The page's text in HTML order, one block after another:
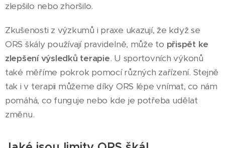
zlepšilo nebo zhoršilo.
Zkušenosti z výzkumů i praxe ukazují, že když se
ORS škály používají pravidelně, může to přispět ke
zlepšení výsledků terapie. U sportovních výkonů
také měříme pokrok pomocí různých zařízení. Stejně
tak i v terapii můžeme díky ORS lépe vnímat, co nám
pomáhá, co funguje nebo kde je potřeba udělat
změnu.